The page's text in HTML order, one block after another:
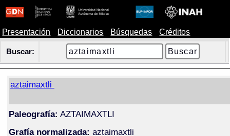
Presentación Diccionarios Búsquedas Créditos
Buscar:
aztaimaxtli
Paleografía: AZTAIMAXTLI
Grafía normalizada: aztaimaxtli